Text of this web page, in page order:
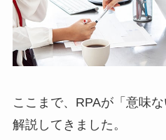
ここまで、RPAが「意味
解説してきました。